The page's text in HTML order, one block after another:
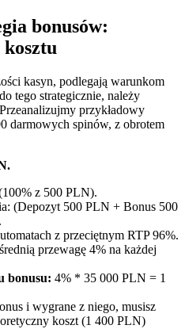
bonusów:
kasyn, podlegają warunkom
tego strategicznie, należy
przykładowy
darmowych spinów, z obrotem
z 500 PLN).
(Depozyt 500 PLN + Bonus 500
z przeciętnym RTP 96%.
przewagę 4% na każdej
bonusu: 4% * 35 000 PLN = 1
i wygrane z niego, musisz
koszt (1 400 PLN)